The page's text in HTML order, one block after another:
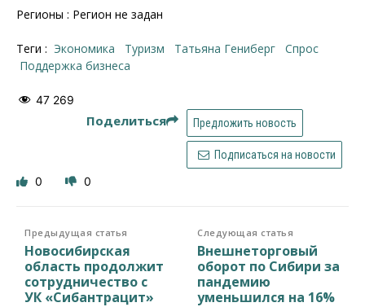
Регионы : Регион не задан
Теги : Экономика туризм Татьяна Гениберг
спрос
поддержка бизнеса
47 269
Поделиться Предложить новость
Подписаться на новости
0 0
Предыдущая статья
Новосибирская
область продолжит
сотрудничество с
УК «Сибантрацит»
Следующая статья
Внешнеторговый
оборот по Сибири за
пандемию
уменьшился на 16%